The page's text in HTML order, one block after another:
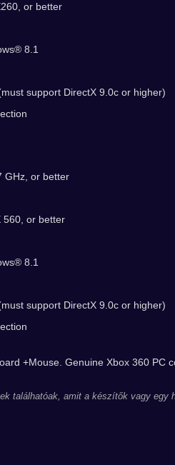
or better
8.1
support DirectX 9.0c or higher)
or better
560, or better
8.1
support DirectX 9.0c or higher)
+Mouse. Genuine Xbox 360 PC
találhatóak, amit a készítők vagy egy